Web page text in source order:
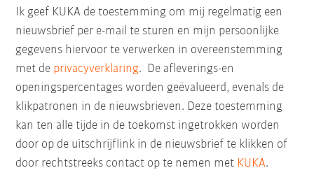
Ik geef KUKA de toestemming om mij regelmatig een
nieuwsbrief per e-mail te sturen en mijn persoonlijke
gegevens hiervoor te verwerken in overeenstemming
met de privacyverklaring. De afleverings-en
openingspercentages worden geëvalueerd, evenals de
klikpatronen in de nieuwsbrieven. Deze toestemming
kan ten alle tijde in de toekomst ingetrokken worden
door op de uitschrijflink in de nieuwsbrief te klikken of
door rechtstreeks contact op te nemen met KUKA.